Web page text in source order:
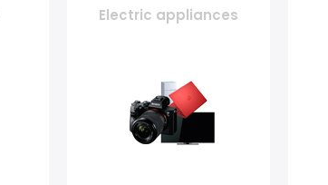
Electric appliances